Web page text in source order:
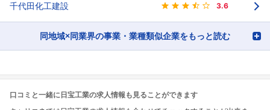
千代田化工建設 3.6
同地域×同業界の事業・業種類似企業をもっと読む
口コミと一緒に日宝工業の求人情報も見ることができます